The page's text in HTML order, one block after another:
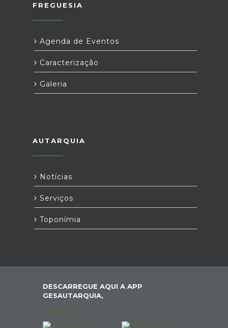
FREGUESIA
Agenda de Eventos
Caracterização
Galeria
AUTARQUIA
Notícias
Serviços
Toponímia
DESCARREGUE AQUI A APP
GESAUTARQUIA,